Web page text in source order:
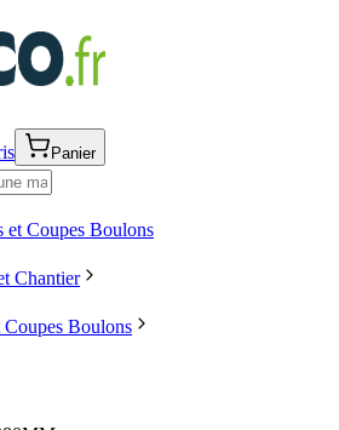
Panier
et Coupes Boulons
Chantier
Coupes Boulons